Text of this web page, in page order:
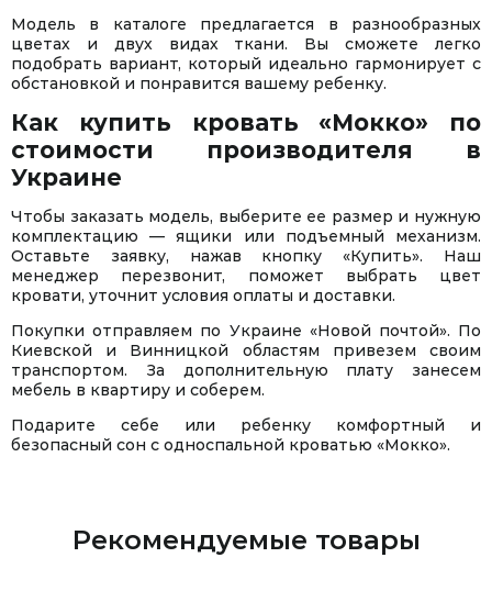
Модель в каталоге предлагается в разнообразных
цветах и двух видах ткани. Вы сможете легко
подобрать вариант, который идеально гармонирует с
обстановкой и понравится вашему ребенку.
Как купить кровать «Мокко» по
стоимости производителя в
Украине
Чтобы заказать модель, выберите ее размер и нужную
комплектацию — ящики или подъемный механизм.
Оставьте заявку, нажав кнопку «Купить». Наш
менеджер перезвонит, поможет выбрать цвет
кровати, уточнит условия оплаты и доставки.
Покупки отправляем по Украине «Новой почтой». По
Киевской и Винницкой областям привезем своим
транспортом. За дополнительную плату занесем
мебель в квартиру и соберем.
Подарите себе или ребенку комфортный и
безопасный сон с односпальной кроватью «Мокко».
Рекомендуемые товары